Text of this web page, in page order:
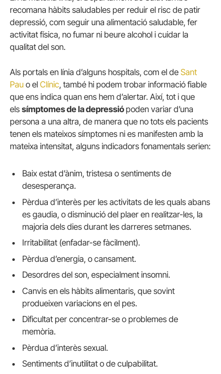
recomana hàbits saludables per reduir el risc de patir
depressió, com seguir una alimentació saludable, fer
activitat física, no fumar ni beure alcohol i cuidar la
qualitat del son.
Als portals en línia d’alguns hospitals, com el de Sant
Pau o el Clínic, també hi podem trobar informació fiable
que ens indica quan ens hem d’alertar. Així, tot i que
els símptomes de la depressió poden variar d’una
persona a una altra, de manera que no tots els pacients
tenen els mateixos símptomes ni es manifesten amb la
mateixa intensitat, alguns indicadors fonamentals serien:
Baix estat d’ànim, tristesa o sentiments de
desesperança.
Pèrdua d’interès per les activitats de les quals abans
es gaudia, o disminució del plaer en realitzar-les, la
majoria dels dies durant les darreres setmanes.
Irritabilitat (enfadar-se fàcilment).
Pèrdua d’energia, o cansament.
Desordres del son, especialment insomni.
Canvis en els hàbits alimentaris, que sovint
produeixen variacions en el pes.
Dificultat per concentrar-se o problemes de
memòria.
Pèrdua d’interès sexual.
Sentiments d’inutilitat o de culpabilitat.